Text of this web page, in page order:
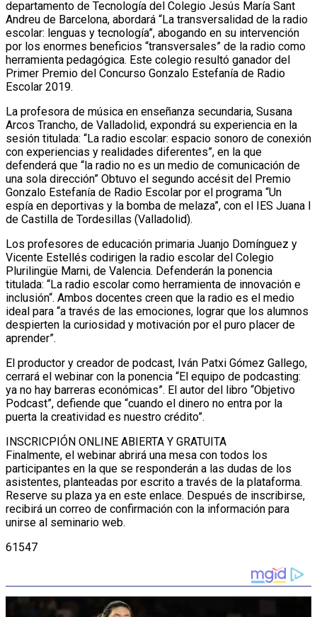
departamento de Tecnología del Colegio Jesús María Sant
Andreu de Barcelona, abordará “La transversalidad de la radio
escolar: lenguas y tecnología”, abogando en su intervención
por los enormes beneficios “transversales” de la radio como
herramienta pedagógica. Este colegio resultó ganador del
Primer Premio del Concurso Gonzalo Estefanía de Radio
Escolar 2019.
La profesora de música en enseñanza secundaria, Susana
Arcos Trancho, de Valladolid, expondrá su experiencia en la
sesión titulada: “La radio escolar: espacio sonoro de conexión
con experiencias y realidades diferentes”, en la que
defenderá que “la radio no es un medio de comunicación de
una sola dirección” Obtuvo el segundo accésit del Premio
Gonzalo Estefanía de Radio Escolar por el programa “Un
espía en deportivas y la bomba de melaza”, con el IES Juana I
de Castilla de Tordesillas (Valladolid).
Los profesores de educación primaria Juanjo Domínguez y
Vicente Estellés codirigen la radio escolar del Colegio
Plurilingüe Marni, de Valencia. Defenderán la ponencia
titulada: “La radio escolar como herramienta de innovación e
inclusión“. Ambos docentes creen que la radio es el medio
ideal para “a través de las emociones, lograr que los alumnos
despierten la curiosidad y motivación por el puro placer de
aprender”.
El productor y creador de podcast, Iván Patxi Gómez Gallego,
cerrará el webinar con la ponencia “El equipo de podcasting:
ya no hay barreras económicas”. El autor del libro “Objetivo
Podcast”, defiende que “cuando el dinero no entra por la
puerta la creatividad es nuestro crédito”.
INSCRICPIÓN ONLINE ABIERTA Y GRATUITA
Finalmente, el webinar abrirá una mesa con todos los
participantes en la que se responderán a las dudas de los
asistentes, planteadas por escrito a través de la plataforma.
Reserve su plaza ya en este enlace. Después de inscribirse,
recibirá un correo de confirmación con la información para
unirse al seminario web.
61547